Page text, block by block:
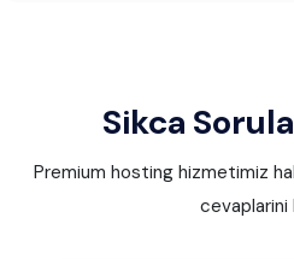
Sikca
Premium hosting hizmetimiz
cevaplarini